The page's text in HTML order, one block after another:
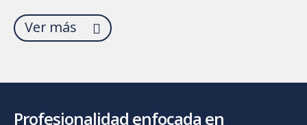
Ver más
Profesionalidad enfocada en